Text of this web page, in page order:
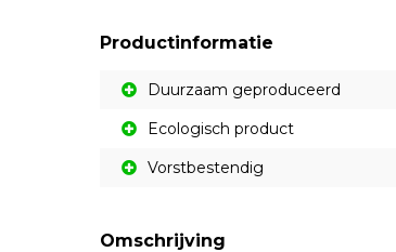
Productinformatie
Duurzaam geproduceerd
Ecologisch product
Vorstbestendig
Omschrijving